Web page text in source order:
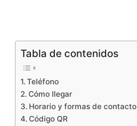
Tabla de contenidos
Teléfono
Cómo llegar
Horario y formas de contacto
Código QR